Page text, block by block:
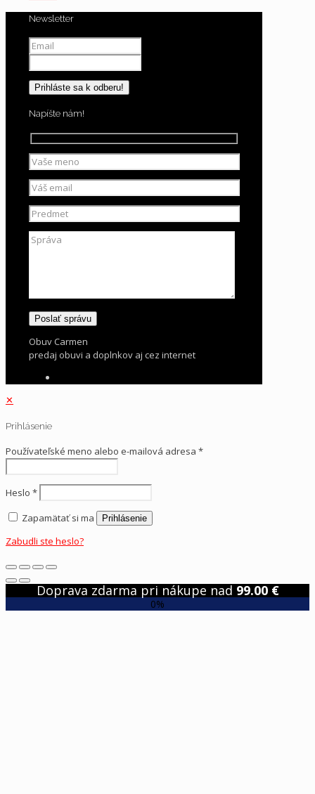
Newsletter
Napíšte nám!
Obuv Carmen
predaj obuvi a doplnkov aj cez internet
✕
Prihlásenie
Používateľské meno alebo e-mailová adresa *
Heslo *
Zapamätať si ma
Prihlásenie
Zabudli ste heslo?
Doprava zdarma pri nákupe nad 99.00 €
0%